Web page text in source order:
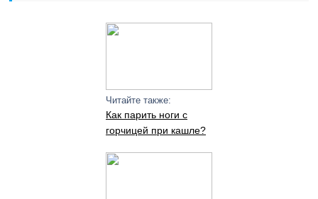
Читайте также:
Как парить ноги с
горчицей при кашле?